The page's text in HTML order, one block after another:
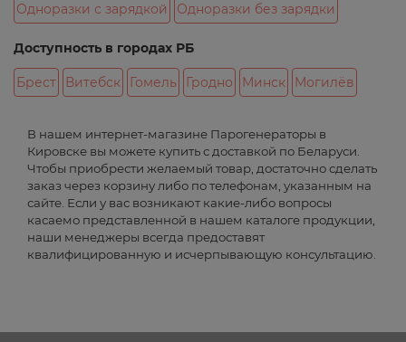
Одноразки с зарядкой
Одноразки без зарядки
Доступность в городах РБ
Брест Витебск Гомель Гродно Минск Могилёв
В нашем интернет-магазине Парогенераторы в
Кировске вы можете купить с доставкой по Беларуси.
Чтобы приобрести желаемый товар, достаточно сделать
заказ через корзину либо по телефонам, указанным на
сайте. Если у вас возникают какие-либо вопросы
касаемо представленной в нашем каталоге продукции,
наши менеджеры всегда предоставят
квалифицированную и исчерпывающую консультацию.